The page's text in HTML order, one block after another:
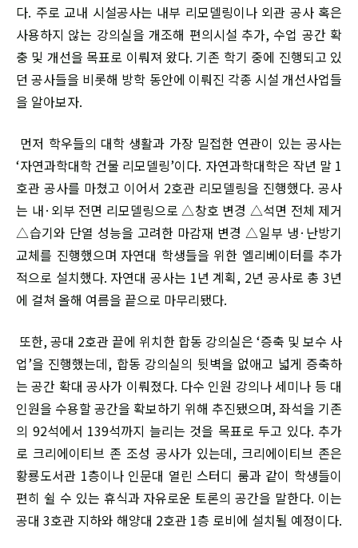
다. 주로 교내 시설공사는 내부 리모델링이나 외관 공사 혹은
사용하지 않는 강의실을 개조해 편의시설 추가, 수업 공간 확
충 및 개선을 목표로 이뤄져 왔다. 기존 학기 중에 진행되고 있
던 공사들을 비롯해 방학 동안에 이뤄진 각종 시설 개선사업들
을 알아보자.
먼저 학우들의 대학 생활과 가장 밀접한 연관이 있는 공사는
‘자연과학대학 건물 리모델링’이다. 자연과학대학은 작년 말 1
호관 공사를 마쳤고 이어서 2호관 리모델링을 진행했다. 공사
는 내·외부 전면 리모델링으로 △창호 변경 △석면 전체 제거
△습기와 단열 성능을 고려한 마감재 변경 △일부 냉·난방기
교체를 진행했으며 자연대 학생들을 위한 엘리베이터를 추가
적으로 설치했다. 자연대 공사는 1년 계획, 2년 공사로 총 3년
에 걸쳐 올해 여름을 끝으로 마무리됐다.
또한, 공대 2호관 끝에 위치한 합동 강의실은 ‘증축 및 보수 사
업’을 진행했는데, 합동 강의실의 뒷벽을 없애고 넓게 증축하
는 공간 확대 공사가 이뤄졌다. 다수 인원 강의나 세미나 등 대
인원을 수용할 공간을 확보하기 위해 추진됐으며, 좌석을 기존
의 92석에서 139석까지 늘리는 것을 목표로 두고 있다. 추가
로 크리에이티브 존 조성 공사가 있는데, 크리에이티브 존은
황룡도서관 1층이나 인문대 열린 스터디 룸과 같이 학생들이
편히 쉴 수 있는 휴식과 자유로운 토론의 공간을 말한다. 이는
공대 3호관 지하와 해양대 2호관 1층 로비에 설치될 예정이다.